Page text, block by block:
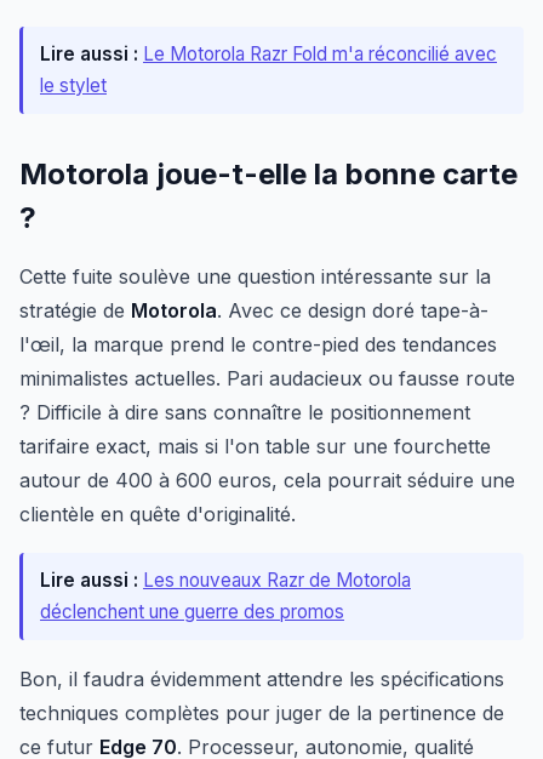
Lire aussi : Le Motorola Razr Fold m'a réconcilié avec
le stylet
Motorola joue-t-elle la bonne carte
?
Cette fuite soulève une question intéressante sur la
stratégie de Motorola. Avec ce design doré tape-à-
l'œil, la marque prend le contre-pied des tendances
minimalistes actuelles. Pari audacieux ou fausse route
? Difficile à dire sans connaître le positionnement
tarifaire exact, mais si l'on table sur une fourchette
autour de 400 à 600 euros, cela pourrait séduire une
clientèle en quête d'originalité.
Lire aussi : Les nouveaux Razr de Motorola
déclenchent une guerre des promos
Bon, il faudra évidemment attendre les spécifications
techniques complètes pour juger de la pertinence de
ce futur Edge 70. Processeur, autonomie, qualité